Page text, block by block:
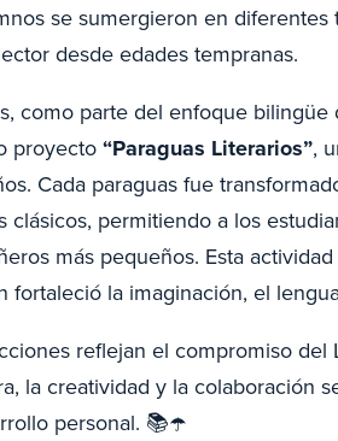
se sumergieron en
desde edades tempranas.
como parte del enfoque
proyecto“Paraguas Literarios”,
Cada paraguas fue
clásicos, permitiendo a los
más pequeños. Esta
fortaleció la imaginación, el
reflejan el compromiso
la creatividad y la colaboración
personal. 📚☂️